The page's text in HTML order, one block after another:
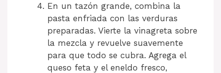
En un tazón grande, combina la
pasta enfriada con las verduras
preparadas. Vierte la vinagreta sobre
la mezcla y revuelve suavemente
para que todo se cubra. Agrega el
queso feta y el eneldo fresco,